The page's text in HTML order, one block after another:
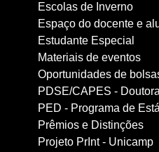
Escolas de Inverno
Espaço do docente e
Estudante Especial
Materiais de eventos
Oportunidades de
PDSE/CAPES -
PED - Programa de
Prêmios e Distinções
Projeto PrInt - Unicamp